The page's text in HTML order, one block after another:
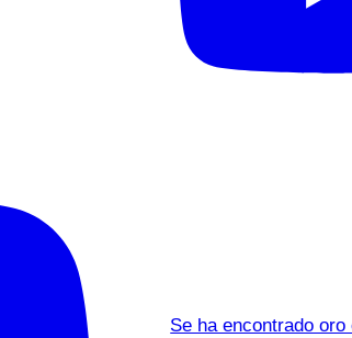
Se ha encontrado